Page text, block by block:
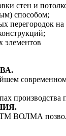
стен и
способом;
на
элементов
ВОЛМА